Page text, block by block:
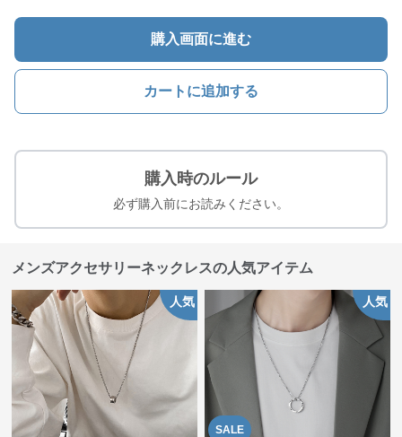
購入画面に進む
カートに追加する
購入時のルール
必ず購入前にお読みください。
メンズアクセサリーネックレスの人気アイテム
人気
SALE
人気